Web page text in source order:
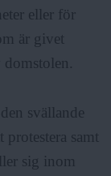
eller för
är givet
domstolen.
svällande
samt
sig inom